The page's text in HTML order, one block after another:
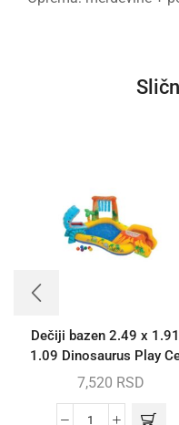
Dečiji bazen 2.49 x
1.09 Dinosaurus Play
7,520 RSD